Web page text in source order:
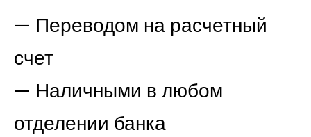
— Переводом на расчетный
счет
— Наличными в любом
отделении банка